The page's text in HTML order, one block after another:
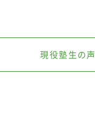
現役塾生の声